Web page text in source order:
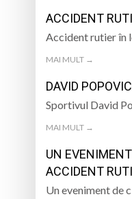
ACCIDENT
Accident rutier în
MAI MULT →
DAVID
Sportivul David
MAI MULT →
UN
ACCIDENT
Un eveniment de